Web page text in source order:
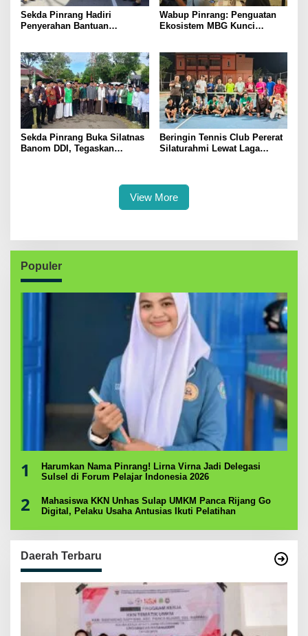
Sekda Pinrang Hadiri
Penyerahan Bantuan
Wabup Pinrang: Penguatan
Ekosistem MBG Kunci
Sekda Pinrang Buka Silatnas
Banom DDI, Tegaskan
Beringin Tennis Club Pererat
Silaturahmi Lewat Laga
View More
Populer
1
Harumkan Nama Pinrang! Lirna Virna Jadi Delegasi
Sulsel di Forum Pelajar Indonesia 2026
2
Mahasiswa KKN Unhas Sulap UMKM Panca Rijang Go
Digital, Pelaku Usaha Antusias Ikuti Pelatihan
Daerah Terbaru